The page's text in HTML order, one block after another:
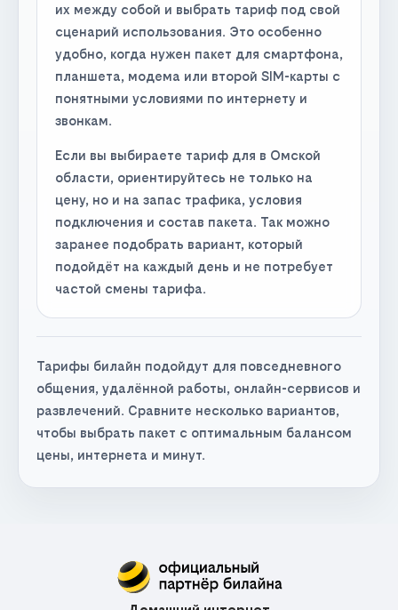
их между собой и выбрать тариф под свой
сценарий использования. Это особенно
удобно, когда нужен пакет для смартфона,
планшета, модема или второй SIM-карты с
понятными условиями по интернету и
звонкам.
Если вы выбираете тариф для в Омской
области, ориентируйтесь не только на
цену, но и на запас трафика, условия
подключения и состав пакета. Так можно
заранее подобрать вариант, который
подойдёт на каждый день и не потребует
частой смены тарифа.
Тарифы билайн подойдут для повседневного
общения, удалённой работы, онлайн-сервисов и
развлечений. Сравните несколько вариантов,
чтобы выбрать пакет с оптимальным балансом
цены, интернета и минут.